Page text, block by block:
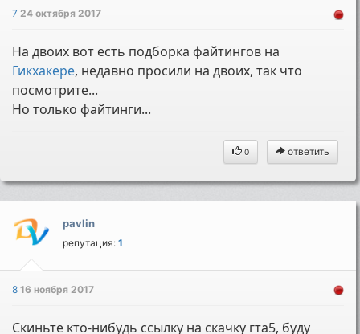
724 октября 2017
На двоих вот есть подборка файтингов на
Гикхакере, недавно просили на двоих, так что
посмотрите...
Но только файтинги...
0 ответить
pavlin
репутация:1
816 ноября 2017
Скиньте кто-нибудь ссылку на скачку гта5, буду